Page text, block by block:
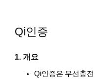
Qi인증
1. 개요
Qi인증은 무선충